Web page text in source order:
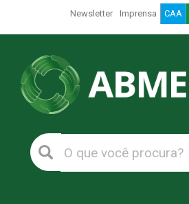
Newsletter Imprensa CAA